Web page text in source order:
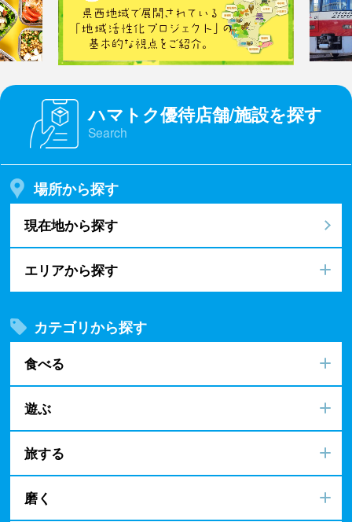
ハマトク優待店舗/施設を探す
Search
場所から探す
現在地から探す
エリアから探す
カテゴリから探す
食べる
遊ぶ
旅する
磨く